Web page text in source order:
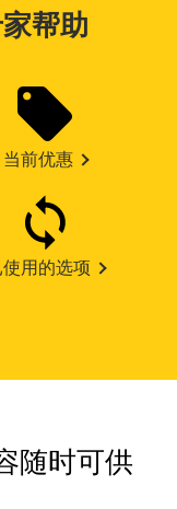
帮助
当前优惠
使用的选项
随时可供